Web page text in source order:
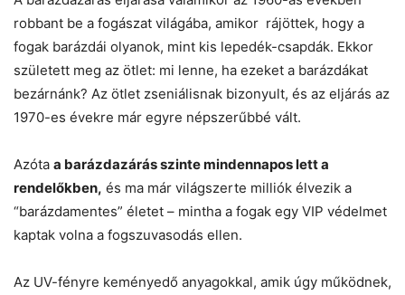
robbant be a fogászat világába, amikor rájöttek, hogy a
fogak barázdái olyanok, mint kis lepedék-csapdák. Ekkor
született meg az ötlet: mi lenne, ha ezeket a barázdákat
bezárnánk? Az ötlet zseniálisnak bizonyult, és az eljárás az
1970-es évekre már egyre népszerűbbé vált.
Azóta a barázdazárás szinte mindennapos lett a
rendelőkben, és ma már világszerte milliók élvezik a
“barázdamentes” életet – mintha a fogak egy VIP védelmet
kaptak volna a fogszuvasodás ellen.
Az UV-fényre keményedő anyagokkal, amik úgy működnek,